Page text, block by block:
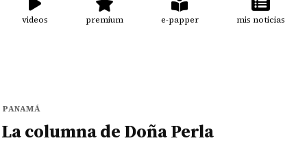
videos premium e-papper mis noticias
PANAMÁ
La columna de Doña Perla